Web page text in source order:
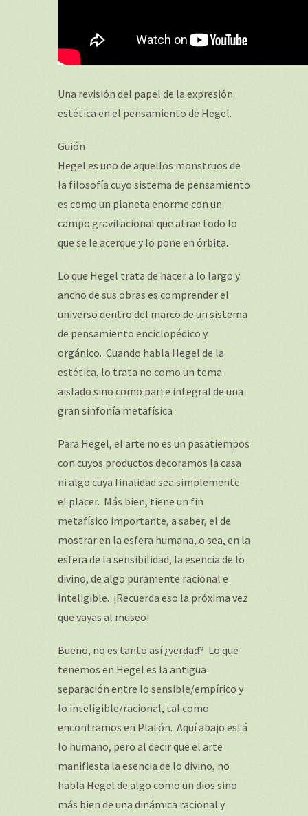
Una revisión del papel de la expresión
estética en el pensamiento de Hegel.
Guión
Hegel es uno de aquellos monstruos de
la filosofía cuyo sistema de pensamiento
es como un planeta enorme con un
campo gravitacional que atrae todo lo
que se le acerque y lo pone en órbita.
Lo que Hegel trata de hacer a lo largo y
ancho de sus obras es comprender el
universo dentro del marco de un sistema
de pensamiento enciclopédico y
orgánico. Cuando habla Hegel de la
estética, lo trata no como un tema
aislado sino como parte integral de una
gran sinfonía metafísica
Para Hegel, el arte no es un pasatiempos
con cuyos productos decoramos la casa
ni algo cuya finalidad sea simplemente
el placer. Más bien, tiene un fin
metafísico importante, a saber, el de
mostrar en la esfera humana, o sea, en la
esfera de la sensibilidad, la esencia de lo
divino, de algo puramente racional e
inteligible. ¡Recuerda eso la próxima vez
que vayas al museo!
Bueno, no es tanto así ¿verdad? Lo que
tenemos en Hegel es la antigua
separación entre lo sensible/empírico y
lo inteligible/racional, tal como
encontramos en Platón. Aquí abajo está
lo humano, pero al decir que el arte
manifiesta la esencia de lo divino, no
habla Hegel de algo como un dios sino
más bien de una dinámica racional y